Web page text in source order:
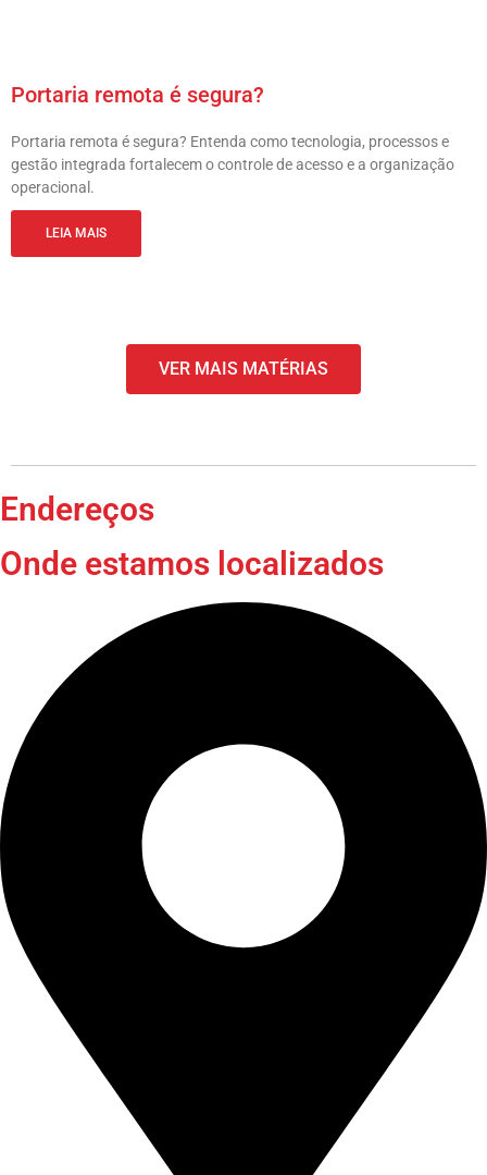
Portaria remota é segura?
Portaria remota é segura? Entenda como tecnologia, processos e
gestão integrada fortalecem o controle de acesso e a organização
operacional.
LEIA MAIS
VER MAIS MATÉRIAS
Endereços
Onde estamos localizados